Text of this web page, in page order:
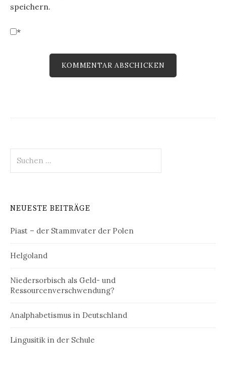
speichern.
*
nach:
NEUESTE BEITRÄGE
Piast – der Stammvater der Polen
Helgoland
Niedersorbisch als Geld- und
Ressourcenverschwendung?
Analphabetismus in Deutschland
Lingusitik in der Schule